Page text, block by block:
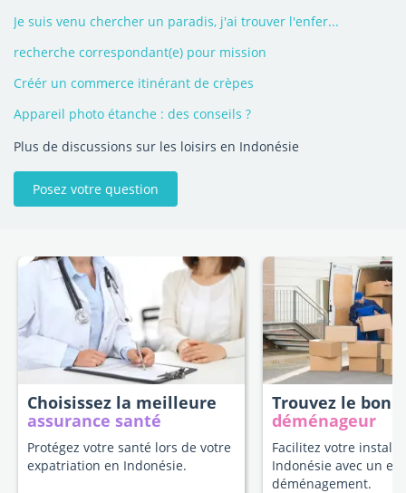
Je suis venu chercher un paradis, j'ai trouver l'enfer...
recherche correspondant(e) pour mission
Créér un commerce itinérant de crèpes
Appareil photo étanche : des conseils ?
Plus de discussions sur les loisirs en Indonésie
Posez votre question
Choisissez la meilleure
assurance santé
Protégez votre santé lors de votre
expatriation en Indonésie.
Trouvez le bon
déménageur
Facilitez votre
Indonésie avec un
déménagement.